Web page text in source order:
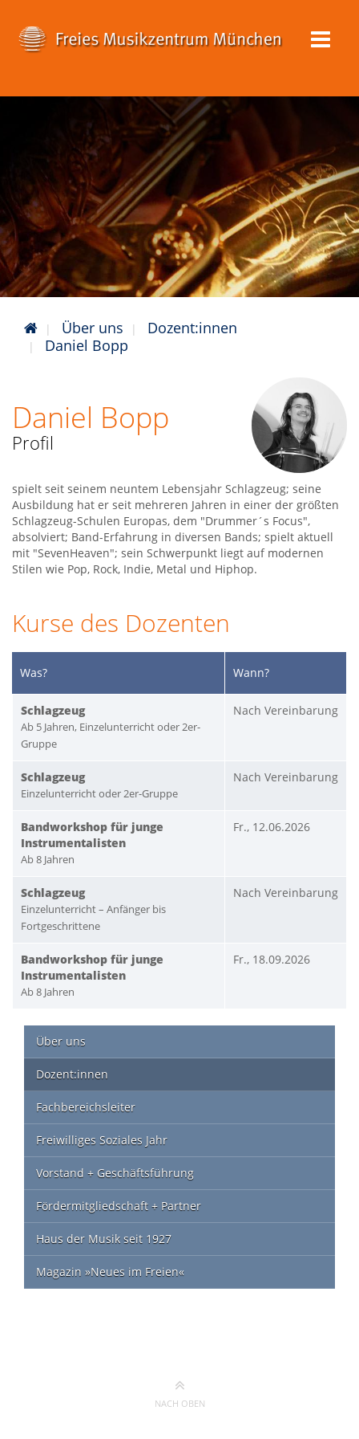
Über uns
Dozent:innen
Daniel Bopp
Daniel Bopp
Profil
spielt seit seinem neuntem Lebensjahr Schlagzeug; seine
Ausbildung hat er seit mehreren Jahren in einer der größten
Schlagzeug-Schulen Europas, dem "Drummer´s Focus",
absolviert; Band-Erfahrung in diversen Bands; spielt aktuell
mit "SevenHeaven"; sein Schwerpunkt liegt auf modernen
Stilen wie Pop, Rock, Indie, Metal und Hiphop.
Kurse des Dozenten
Was? Wann?
Schlagzeug
Ab 5 Jahren, Einzelunterricht oder 2er-
Gruppe
Nach Vereinbarung
Schlagzeug
Einzelunterricht oder 2er-Gruppe
Nach Vereinbarung
Bandworkshop für junge
Instrumentalisten
Ab 8 Jahren
Fr., 12.06.2026
Schlagzeug
Einzelunterricht – Anfänger bis
Fortgeschrittene
Nach Vereinbarung
Bandworkshop für junge
Instrumentalisten
Ab 8 Jahren
Fr., 18.09.2026
Über uns
Dozent:innen
Fachbereichsleiter
Freiwilliges Soziales Jahr
Vorstand + Geschäftsführung
Fördermitgliedschaft + Partner
Haus der Musik seit 1927
Magazin »Neues im Freien«
NACH OBEN